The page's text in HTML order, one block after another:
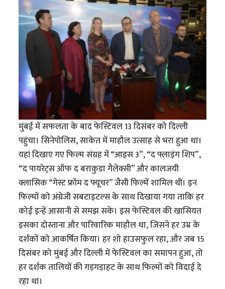
मुंबई में सफलता के बाद फेस्टिवल 13 दिसंबर को दिल्ली
पहुंचा। सिनेपोलिस, साकेत में माहौल उत्साह से भरा हुआ था।
यहां दिखाए गए फिल्म संग्रह में “आइस 3”, “द फ्लाइंग शिप”,
“द पायरेट्स ऑफ द बराकुडा गैलेक्सी” और कालजयी
क्लासिक “गेस्ट फ्रॉम द फ्यूचर” जैसी फिल्में शामिल थीं। इन
फिल्मों को अंग्रेजी सबटाइटल्स के साथ दिखाया गया ताकि हर
कोई इन्हें आसानी से समझ सके। इस फेस्टिवल की खासियत
इसका दोस्ताना और पारिवारिक माहौल था, जिसने हर उम्र के
दर्शकों को आकर्षित किया। हर शो हाउसफुल रहा, और जब 15
दिसंबर को मुंबई और दिल्ली में फेस्टिवल का समापन हुआ, तो
हर दर्शक तालियों की गड़गड़ाहट के साथ फिल्मों को विदाई दे
रहा था।